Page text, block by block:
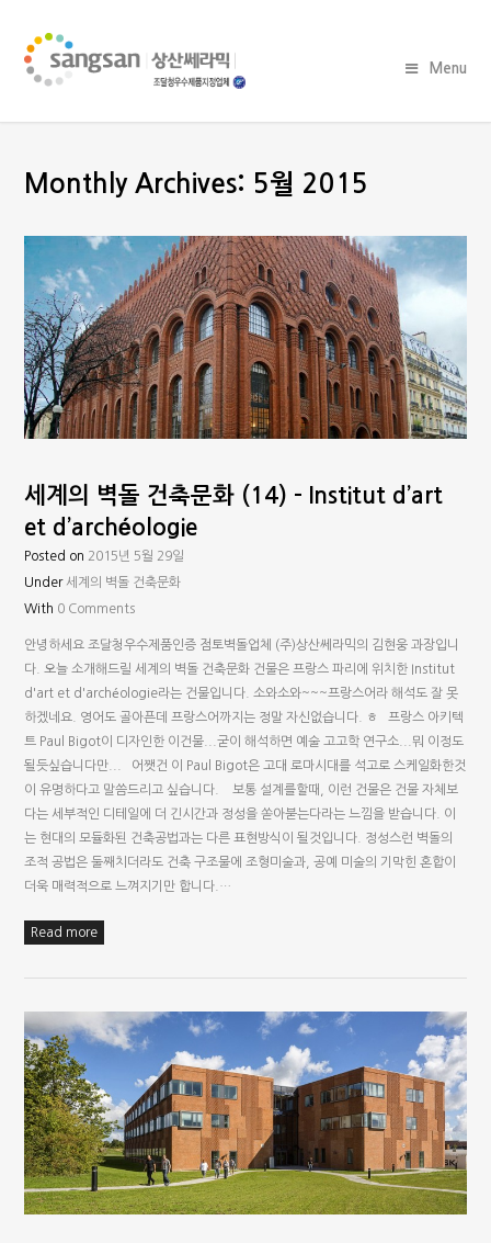
Menu
Monthly Archives: 5월 2015
세계의 벽돌 건축문화 (14) – Institut d’art
et d’archéologie
Posted on 2015년 5월 29일
Under 세계의 벽돌 건축문화
With 0 Comments
안녕하세요 조달청우수제품인증 점토벽돌업체 (주)상산쎄라믹의 김현웅 과장입니
다. 오늘 소개해드릴 세계의 벽돌 건축문화 건물은 프랑스 파리에 위치한 Institut
d'art et d'archéologie라는 건물입니다. 소와소와~~~프랑스어라 해석도 잘 못
하겠네요. 영어도 골아픈데 프랑스어까지는 정말 자신없습니다. ㅎ 프랑스 아키텍
트 Paul Bigot이 디자인한 이건물...굳이 해석하면 예술 고고학 연구소...뭐 이정도
될듯싶습니다만... 어쨋건 이 Paul Bigot은 고대 로마시대를 석고로 스케일화한것
이 유명하다고 말씀드리고 싶습니다. 보통 설계를할때, 이런 건물은 건물 자체보
다는 세부적인 디테일에 더 긴시간과 정성을 쏟아붇는다라는 느낌을 받습니다. 이
는 현대의 모듈화된 건축공법과는 다른 표현방식이 될것입니다. 정성스런 벽돌의
조적 공법은 둘째치더라도 건축 구조물에 조형미술과, 공예 미술의 기막힌 혼합이
더욱 매력적으로 느껴지기만 합니다.…
Read more